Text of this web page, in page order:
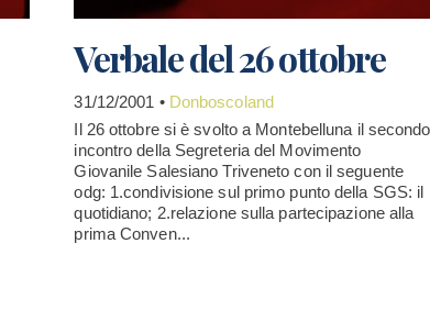
Verbale del 26 ottobre
31/12/2001 • Donboscoland
Il 26 ottobre si è svolto a Montebelluna il secondo
incontro della Segreteria del Movimento
Giovanile Salesiano Triveneto con il seguente
odg: 1.condivisione sul primo punto della SGS: il
quotidiano; 2.relazione sulla partecipazione alla
prima Conven...